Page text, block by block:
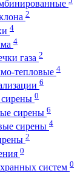
2
4
4
газа 2
тепловые 4
6
0
сирены 6
сирены 4
2
0
систем 0